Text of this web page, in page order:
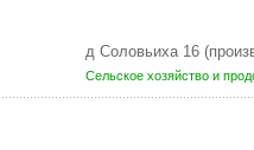
д Соловьиха 16
Сельское хозяйство и